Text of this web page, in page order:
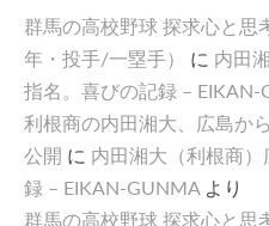
群馬の高校野球 探求心と
年・投手/一塁手）
に 内田
指名。喜びの記録 – EIKAN-
利根商の内田湘大、広島か
公開 に 内田湘大（利根商
録 – EIKAN-GUNMA より
群馬の高校野球 探求心と